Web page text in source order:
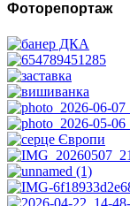
Фоторепортаж